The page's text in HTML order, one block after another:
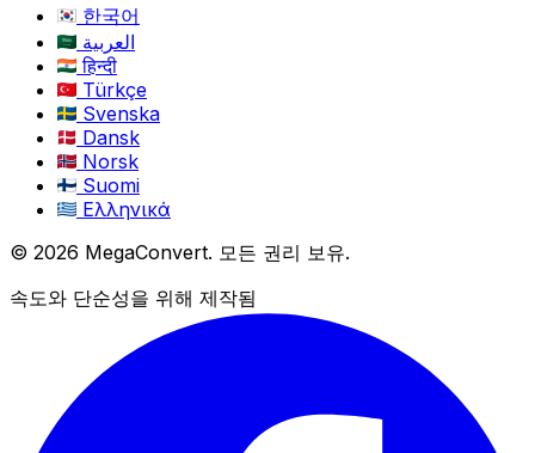
한국어
العربية
हिन्दी
Türkçe
Svenska
Dansk
Norsk
Suomi
Ελληνικά
© 2026 MegaConvert. 모든 권리 보유.
속도와 단순성을 위해 제작됨